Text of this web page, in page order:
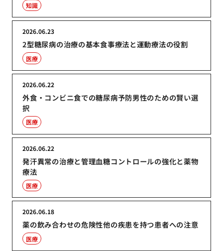
知識
2型糖尿病の治療の基本食事療法と運動療法の役割
2026.06.23
医療
外食・コンビニ食での糖尿病予防男性のための賢い選
択
2026.06.22
医療
発汗異常の治療と管理血糖コントロールの強化と薬物
療法
2026.06.22
医療
薬の飲み合わせの危険性他の疾患を持つ患者への注意
2026.06.18
医療